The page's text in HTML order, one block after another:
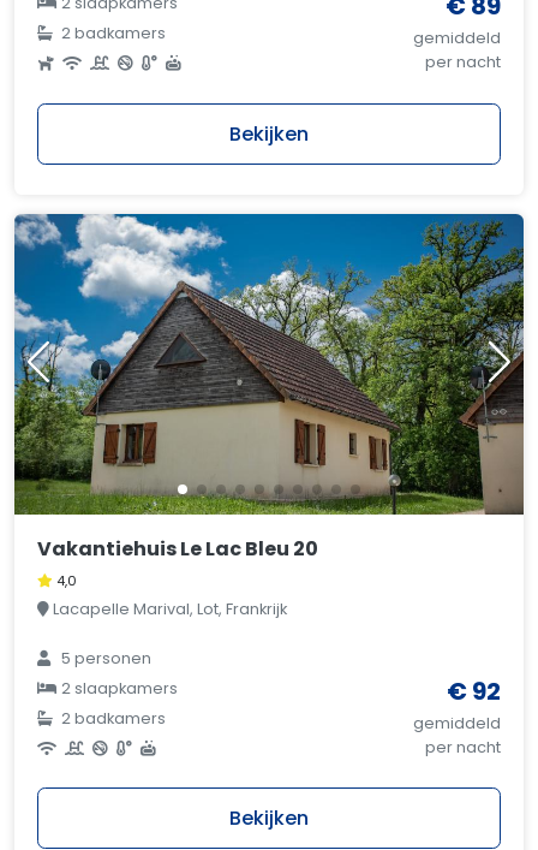
2 badkamers
gemiddeld
per nacht
Bekijken
Vakantiehuis Le Lac Bleu 20
4,0
Lacapelle Marival, Lot, Frankrijk
5 personen
2 slaapkamers
2 badkamers
€ 92
gemiddeld
per nacht
Bekijken